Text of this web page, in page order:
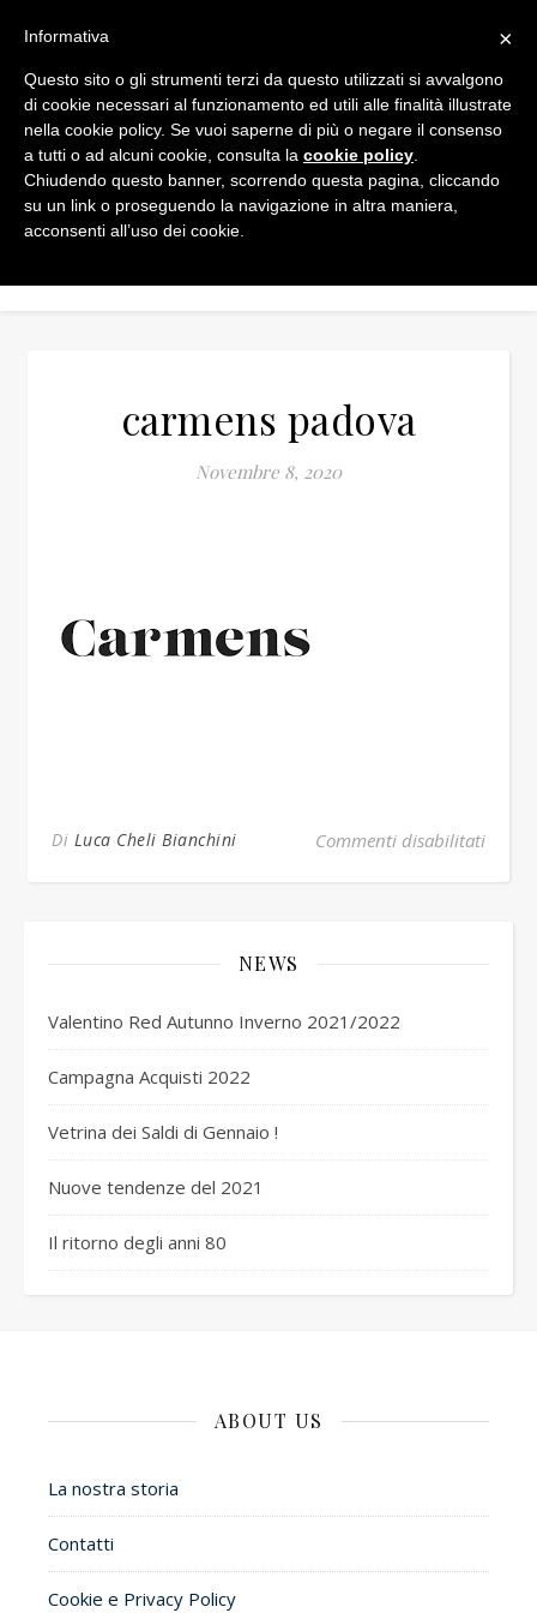
carmens padova
Novembre 8, 2020
Di Luca Cheli Bianchini Commenti disabilitatisu
NEWS
Valentino Red Autunno Inverno 2021/2022
Campagna Acquisti 2022
Vetrina dei Saldi di Gennaio !
Nuove tendenze del 2021
Il ritorno degli anni 80
ABOUT US
La nostra storia
Contatti
Cookie e Privacy Policy
×
Informativa
Questo sito o gli strumenti terzi da questo utilizzati si avvalgono
di cookie necessari al funzionamento ed utili alle finalità illustrate
nella cookie policy. Se vuoi saperne di più o negare il consenso
a tutti o ad alcuni cookie, consulta la cookie policy
Chiudendo questo banner, scorrendo questa pagina, cliccando
su un link o proseguendo la navigazione in altra maniera,
acconsenti all’uso dei cookie.